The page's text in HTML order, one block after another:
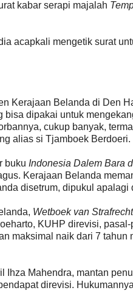
kabar serapi majalah
acapkali mengetik surat
Kerajaan Belanda di Den
bisa dipakai untuk
cukup banyak,
alias si Tjamboek Berdoeri.
buku Indonesia Dalem Bara
Kerajaan Belanda
disetrum, dipukul apalagi
Wetboek van
KUHP direvisi,
maksimal naik dari 7 tahun
Mahendra, mantan
direvisi.